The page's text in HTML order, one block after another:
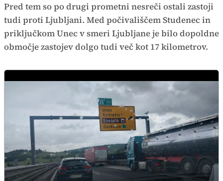
Pred tem so po drugi prometni nesreči ostali zastoji
tudi proti Ljubljani. Med počivališčem Studenec in
priključkom Unec v smeri Ljubljane je bilo dopoldne
območje zastojev dolgo tudi več kot 17 kilometrov.